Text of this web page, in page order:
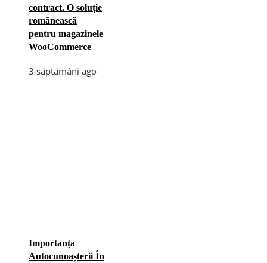
contract. O soluție
românească
pentru magazinele
WooCommerce
3 săptămâni ago
Importanța
Autocunoașterii În